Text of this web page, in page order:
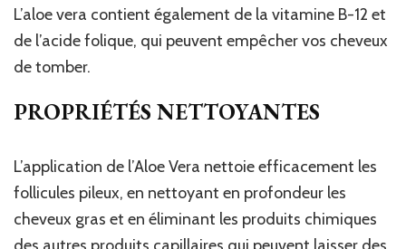
L’aloe vera contient également de la vitamine B-12 et
de l’acide folique, qui peuvent empêcher vos cheveux
de tomber.
PROPRIÉTÉS NETTOYANTES
L’application de l’Aloe Vera nettoie efficacement les
follicules pileux, en nettoyant en profondeur les
cheveux gras et en éliminant les produits chimiques